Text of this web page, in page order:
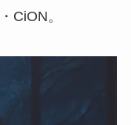
CiON。